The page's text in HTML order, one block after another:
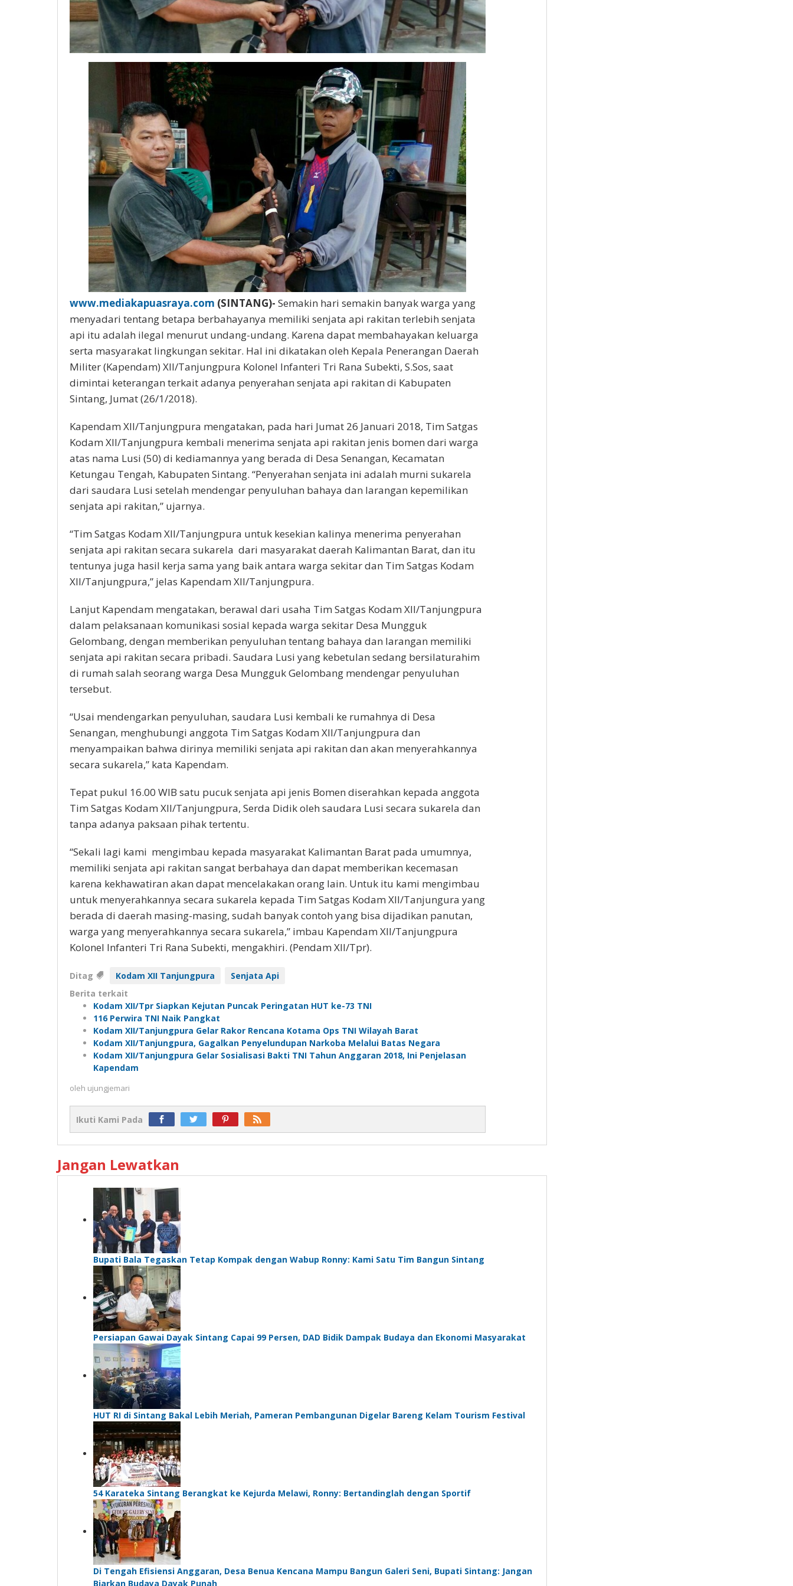
www.mediakapuasraya.com (SINTANG)- Semakin hari semakin banyak warga yang
menyadari tentang betapa berbahayanya memiliki senjata api rakitan terlebih senjata
api itu adalah ilegal menurut undang-undang. Karena dapat membahayakan keluarga
serta masyarakat lingkungan sekitar. Hal ini dikatakan oleh Kepala Penerangan Daerah
Militer (Kapendam) XII/Tanjungpura Kolonel Infanteri Tri Rana Subekti, S.Sos, saat
dimintai keterangan terkait adanya penyerahan senjata api rakitan di Kabupaten
Sintang, Jumat (26/1/2018).
Kapendam XII/Tanjungpura mengatakan, pada hari Jumat 26 Januari 2018, Tim Satgas
Kodam XII/Tanjungpura kembali menerima senjata api rakitan jenis bomen dari warga
atas nama Lusi (50) di kediamannya yang berada di Desa Senangan, Kecamatan
Ketungau Tengah, Kabupaten Sintang. “Penyerahan senjata ini adalah murni sukarela
dari saudara Lusi setelah mendengar penyuluhan bahaya dan larangan kepemilikan
senjata api rakitan,” ujarnya.
“Tim Satgas Kodam XII/Tanjungpura untuk kesekian kalinya menerima penyerahan
senjata api rakitan secara sukarela dari masyarakat daerah Kalimantan Barat, dan itu
tentunya juga hasil kerja sama yang baik antara warga sekitar dan Tim Satgas Kodam
XII/Tanjungpura,” jelas Kapendam XII/Tanjungpura.
Lanjut Kapendam mengatakan, berawal dari usaha Tim Satgas Kodam XII/Tanjungpura
dalam pelaksanaan komunikasi sosial kepada warga sekitar Desa Mungguk
Gelombang, dengan memberikan penyuluhan tentang bahaya dan larangan memiliki
senjata api rakitan secara pribadi. Saudara Lusi yang kebetulan sedang bersilaturahim
di rumah salah seorang warga Desa Mungguk Gelombang mendengar penyuluhan
tersebut.
“Usai mendengarkan penyuluhan, saudara Lusi kembali ke rumahnya di Desa
Senangan, menghubungi anggota Tim Satgas Kodam XII/Tanjungpura dan
menyampaikan bahwa dirinya memiliki senjata api rakitan dan akan menyerahkannya
secara sukarela,” kata Kapendam.
Tepat pukul 16.00 WIB satu pucuk senjata api jenis Bomen diserahkan kepada anggota
Tim Satgas Kodam XII/Tanjungpura, Serda Didik oleh saudara Lusi secara sukarela dan
tanpa adanya paksaan pihak tertentu.
“Sekali lagi kami mengimbau kepada masyarakat Kalimantan Barat pada umumnya,
memiliki senjata api rakitan sangat berbahaya dan dapat memberikan kecemasan
karena kekhawatiran akan dapat mencelakakan orang lain. Untuk itu kami mengimbau
untuk menyerahkannya secara sukarela kepada Tim Satgas Kodam XII/Tanjungura yang
berada di daerah masing-masing, sudah banyak contoh yang bisa dijadikan panutan,
warga yang menyerahkannya secara sukarela,” imbau Kapendam XII/Tanjungpura
Kolonel Infanteri Tri Rana Subekti, mengakhiri. (Pendam XII/Tpr).
Ditag Kodam XII Tanjungpura
Senjata Api
Berita terkait
Kodam XII/Tpr Siapkan Kejutan Puncak Peringatan HUT ke-73 TNI
116 Perwira TNI Naik Pangkat
Kodam XII/Tanjungpura Gelar Rakor Rencana Kotama Ops TNI Wilayah Barat
Kodam XII/Tanjungpura, Gagalkan Penyelundupan Narkoba Melalui Batas Negara
Kodam XII/Tanjungpura Gelar Sosialisasi Bakti TNI Tahun Anggaran 2018, Ini Penjelasan
Kapendam
oleh ujungjemari
Ikuti Kami Pada
Jangan Lewatkan
Bupati Bala Tegaskan Tetap Kompak dengan Wabup Ronny: Kami Satu Tim Bangun Sintang
Persiapan Gawai Dayak Sintang Capai 99 Persen, DAD Bidik Dampak Budaya dan Ekonomi Masyarakat
HUT RI di Sintang Bakal Lebih Meriah, Pameran Pembangunan Digelar Bareng Kelam Tourism Festival
54 Karateka Sintang Berangkat ke Kejurda Melawi, Ronny: Bertandinglah dengan Sportif
Di Tengah Efisiensi Anggaran, Desa Benua Kencana Mampu Bangun Galeri Seni, Bupati Sintang: Jangan
Biarkan Budaya Dayak Punah